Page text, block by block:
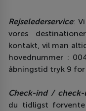
Rejselederservice:
vores
kontakt, vil man
hovednummer :
åbningstid tryk 9 for
Check-ind /
du tidligst forvente